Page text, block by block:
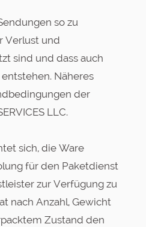
so zu
Verlust und
sind und dass auch
Näheres
der
LLC.
sich, die Ware
für den Paketdienst
zur Verfügung zu
nach Anzahl, Gewicht
Zustand den